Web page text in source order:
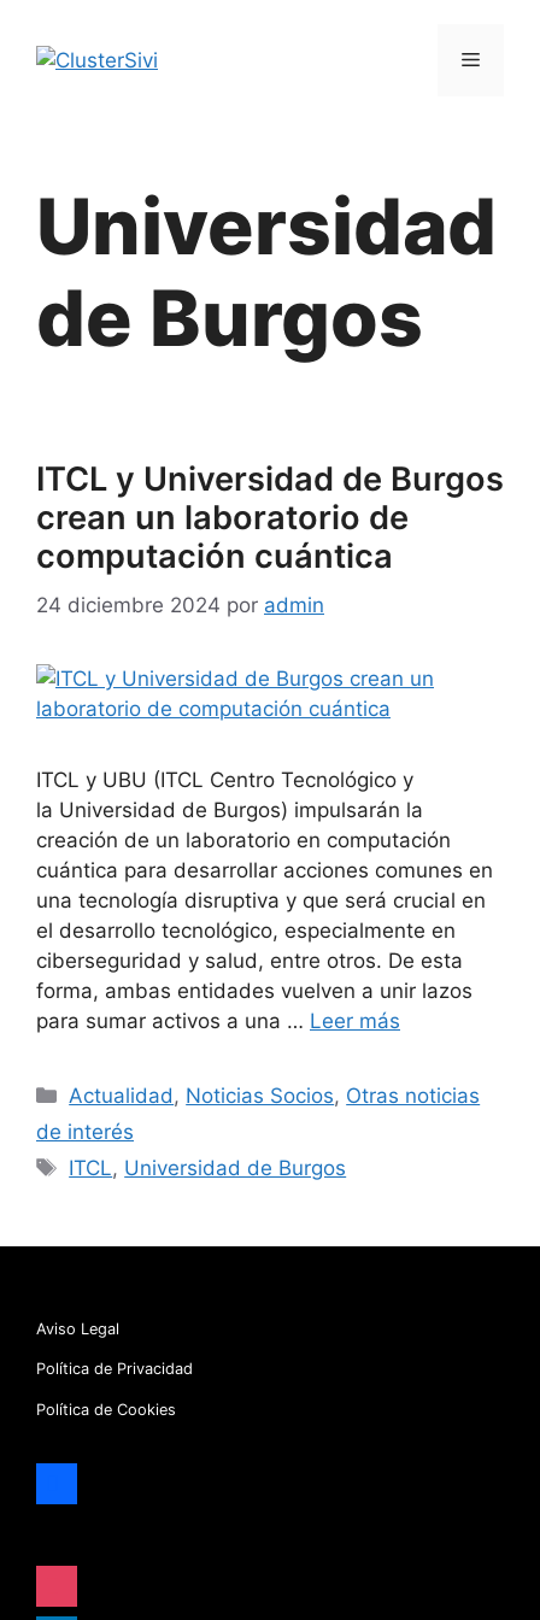
contenido
Menú
Universidad
de Burgos
ITCL y Universidad de Burgos
crean un laboratorio de
computación cuántica
24 diciembre 2024 por admin
ITCL y UBU (ITCL Centro Tecnológico y
la Universidad de Burgos) impulsarán la
creación de un laboratorio en computación
cuántica para desarrollar acciones comunes en
una tecnología disruptiva y que será crucial en
el desarrollo tecnológico, especialmente en
ciberseguridad y salud, entre otros. De esta
forma, ambas entidades vuelven a unir lazos
para sumar activos a una … Leer más
Categorías
Actualidad , Noticias Socios, Otras noticias
de interés
Etiquetas
ITCL, Universidad de Burgos
Aviso Legal
Política de Privacidad
Política de Cookies